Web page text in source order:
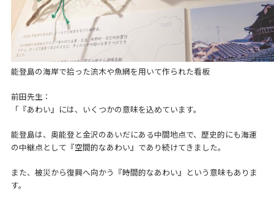
能登島の海岸で拾った流木や魚網を用いて作られた看板
前田先生：
「『あわい』には、いくつかの意味を込めています。
能登島は、奥能登と金沢のあいだにある中間地点で、歴史的にも海運
の中継点として『空間的なあわい』であり続けてきました。
また、被災から復興へ向かう『時間的なあわい』という意味もありま
す。